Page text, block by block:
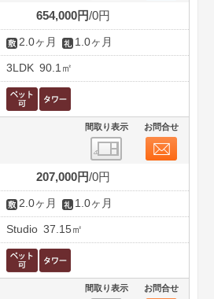
654,000円 0円
2.0ヶ月 1.0ヶ月
3LDK 90.1㎡
間取り表示 お問合せ
207,000円 0円
2.0ヶ月 1.0ヶ月
Studio 37.15㎡
間取り表示 お問合せ